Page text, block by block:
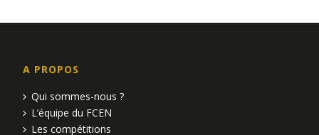
A PROPOS
Qui sommes-nous ?
L’équipe du FCEN
Les compétitions